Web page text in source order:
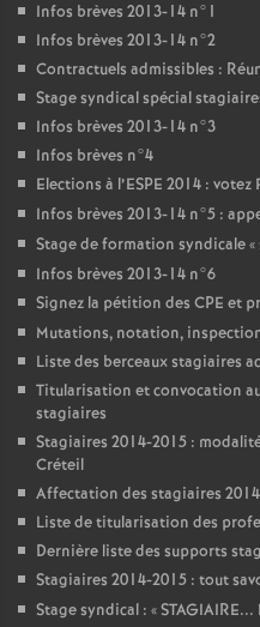
Infos brèves 2013-14 n°1
Infos brèves 2013-14 n°2
Contractuels admissibles :
Stage syndical spécial
Infos brèves 2013-14 n°3
Infos brèves n°4
Elections à l’ESPE 2014 : votez
Infos brèves 2013-14 n°5 :
Stage de formation syndicale «
Infos brèves 2013-14 n°6
Signez la pétition des CPE et
Mutations, notation,
Liste des berceaux stagiaires
Titularisation et convocation
stagiaires
Stagiaires 2014-2015 :
Créteil
Affectation des stagiaires
Liste de titularisation des
Dernière liste des supports
Stagiaires 2014-2015 : tout
Stage syndical : «STAGIAIRE...